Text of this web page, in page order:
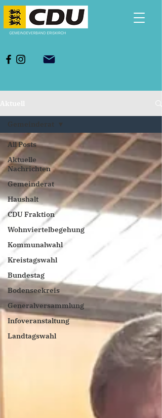
Aktuell
All Posts
Aktuelle
Nachrichten
Gemeinderat
Haushalt
CDU Fraktion
Wohnviertelbegehung
Kommunalwahl
Kreistagswahl
Bundestag
Bodenseekreis
Generalversammlung
Infoveranstaltung
Landtagswahl
Gemeinderat